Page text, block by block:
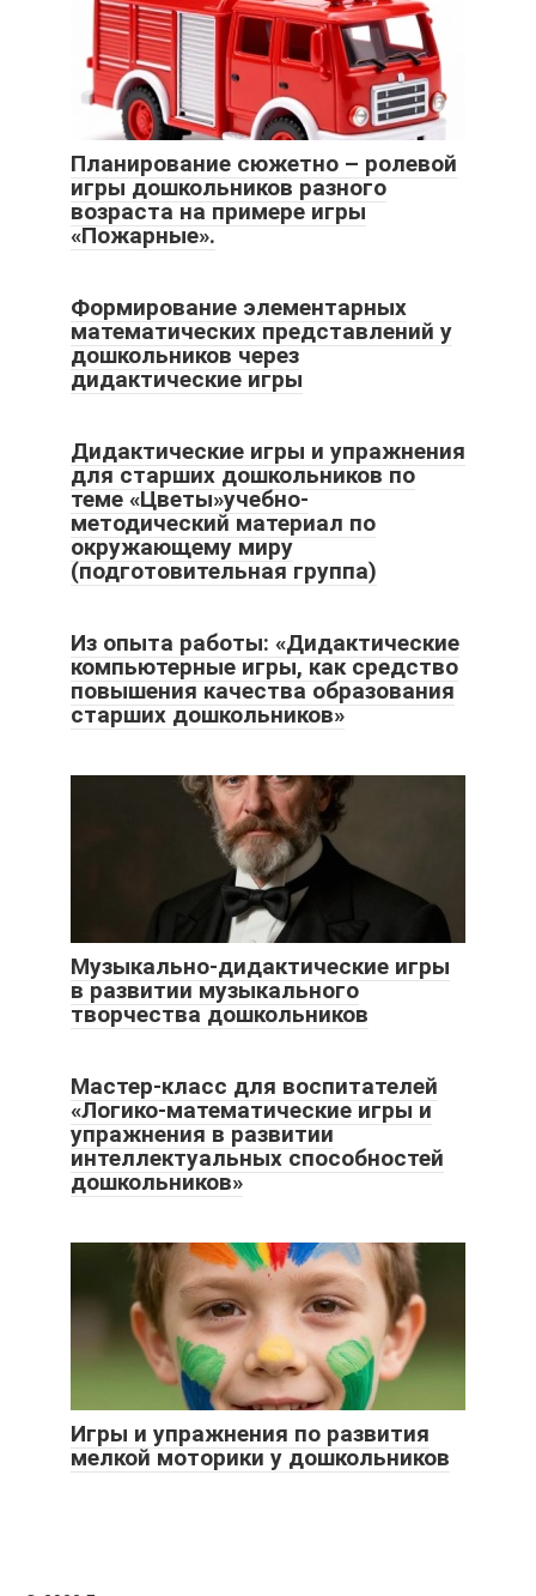
Планирование сюжетно – ролевой
игры дошкольников разного
возраста на примере игры
«Пожарные».
Формирование элементарных
математических представлений у
дошкольников через
дидактические игры
Дидактические игры и упражнения
для старших дошкольников по
теме «Цветы»учебно-
методический материал по
окружающему миру
(подготовительная группа)
Из опыта работы: «Дидактические
компьютерные игры, как средство
повышения качества образования
старших дошкольников»
Музыкально-дидактические игры
в развитии музыкального
творчества дошкольников
Мастер-класс для воспитателей
«Логико-математические игры и
упражнения в развитии
интеллектуальных способностей
дошкольников»
Игры и упражнения по развития
мелкой моторики у дошкольников